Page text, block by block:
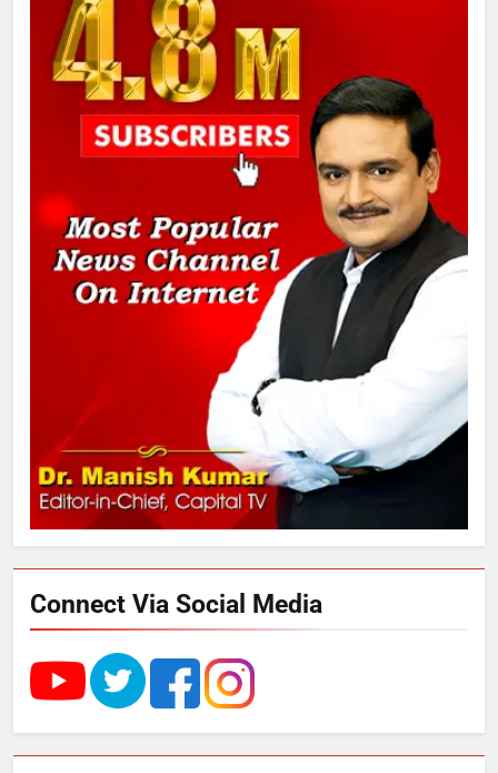
8
चुनाव से पहले लालू परिवार पर बड़ा झटका,
दिल्ली कोर्ट ने IRCTC घोटाले में आरोप
तय किए
SRN अस्पताल का नाम अमर शहीद ठाकुर
रोशन सिंह के नाम पर करने की मांग तेज
अमर शहीद ठाकुर रोशन सिंह के नाम पर
स्वरूप रानी नेहरू चिकित्सालय का
नामकरण करने की मांग को लेकर
अनिश्चितकालीन धरना शुरू
3
289 एकड़ भूमि पर विकसित होगा कार्बन-
फ्री डेटा सेंटर, हजारों उच्च-कुशल
रोजगार सृजन की संभावना
UP में ग्रामीण बिजली आपूर्ति से कृषि,
डेयरी, कुटीर उद्योग और स्वरोजगार को
Connect Via Social Media